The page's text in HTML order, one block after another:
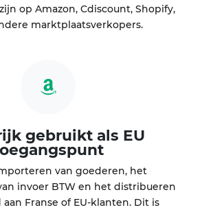
op Amazon, Cdiscount, Shopify,
marktplaatsverkopers.
gebruikt als EU
van goederen, het
invoer BTW en het distribueren
aan Franse of EU-klanten. Dit is